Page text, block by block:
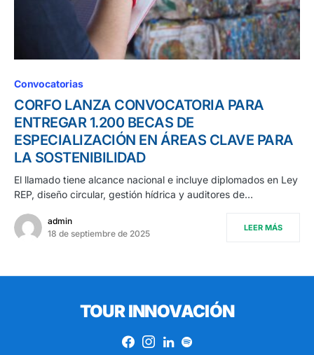
Convocatorias
CORFO LANZA CONVOCATORIA PARA
ENTREGAR 1.200 BECAS DE
ESPECIALIZACIÓN EN ÁREAS CLAVE PARA
LA SOSTENIBILIDAD
El llamado tiene alcance nacional e incluye diplomados en Ley
REP, diseño circular, gestión hídrica y auditores de…
admin
18 de septiembre de 2025
LEER MÁS
TOUR INNOVACIÓN